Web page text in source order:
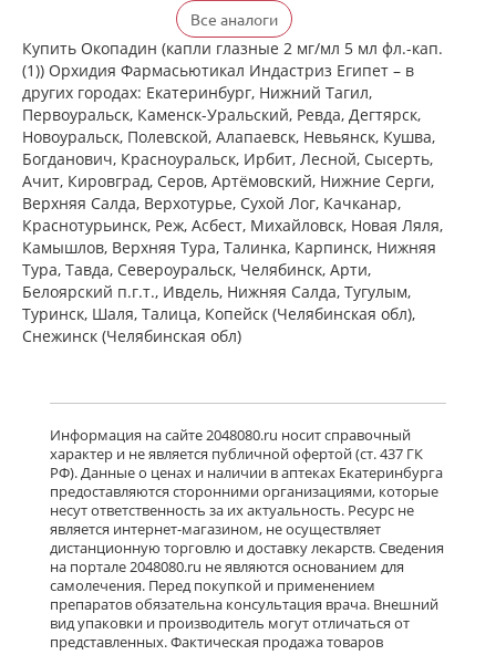
Визаллергол (капли глазные 0.2% 2,5
мл фл.) Сентисс Фарма Пвт.Лтд -
Индия
есть в 3 аптеках
от 427,00 до 746,00
Олопаталлерг (капли глазные 0,1% 5
мл флакон-капельница)
К.О.Ромфарм Компани С.Р.Л. -
Румыния
Нет в аптеках города
Олофтадин ЭКО Аннул. (капли
глазные 1 мг/мл 5 мл № 1 фл.)
Варшавский фармацевтический
завод Польфа АО Польша
Олоридин (капли глазные 0.1 % 5 мл
флакон-капельница) Гротекс ООО г.
Санкт-Петербург Россия
есть в 2 аптеках
от 682,00 до 727,00
Олапасан (капли глазные 0.2 % 2.5
мл фл.-кап. (1)) Сан Фармасьютикал
Индастриз Лтд Индия
есть в 2 аптеках
Все аналоги
Купить Окопадин (капли глазные 2 мг/мл 5 мл фл.-кап.
(1)) Орхидия Фармасьютикал Индастриз Египет – в
других городах: Екатеринбург, Нижний Тагил,
Первоуральск, Каменск-Уральский, Ревда, Дегтярск,
Новоуральск, Полевской, Алапаевск, Невьянск, Кушва,
Богданович, Красноуральск, Ирбит, Лесной, Сысерть,
Ачит, Кировград, Серов, Артёмовский, Нижние Cерги,
Верхняя Салда, Верхотурье, Сухой Лог, Качканар,
Краснотурьинск, Реж, Асбест, Михайловск, Новая Ляля,
Камышлов, Верхняя Тура, Талинка, Карпинск, Нижняя
Тура, Тавда, Североуральск, Челябинск, Арти,
Белоярский п.г.т., Ивдель, Нижняя Салда, Тугулым,
Туринск, Шаля, Талица, Копейск (Челябинская обл),
Снежинск (Челябинская обл)
Информация на сайте 2048080.ru носит справочный
характер и не является публичной офертой (ст. 437 ГК
РФ). Данные о ценах и наличии в аптеках Екатеринбурга
предоставляются сторонними организациями, которые
несут ответственность за их актуальность. Ресурс не
является интернет-магазином, не осуществляет
дистанционную торговлю и доставку лекарств. Сведения
на портале 2048080.ru не являются основанием для
самолечения. Перед покупкой и применением
препаратов обязательна консультация врача. Внешний
вид упаковки и производитель могут отличаться от
представленных. Фактическая продажа товаров